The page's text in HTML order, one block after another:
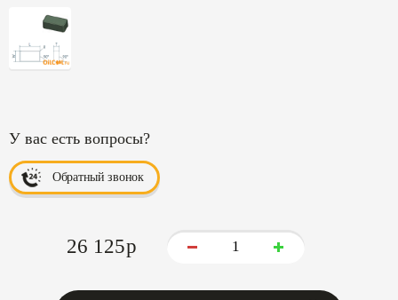
У вас есть вопросы?
Обратный звонок
26 125p